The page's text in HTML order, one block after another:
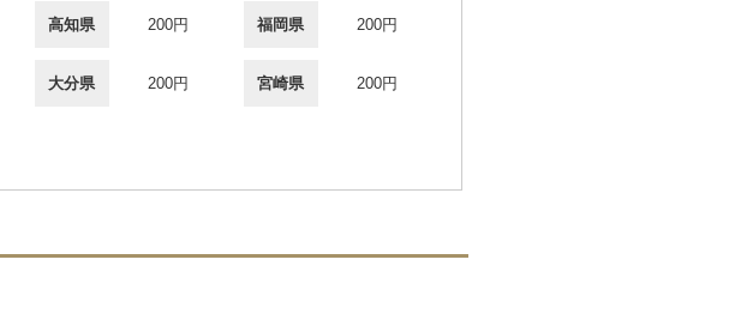
高知県 200円 福岡県 200円
大分県 200円 宮崎県 200円